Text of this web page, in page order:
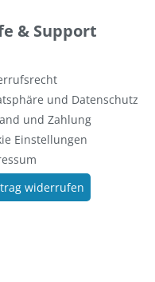
& Support
und Datenschutz
und Zahlung
Einstellungen
widerrufen